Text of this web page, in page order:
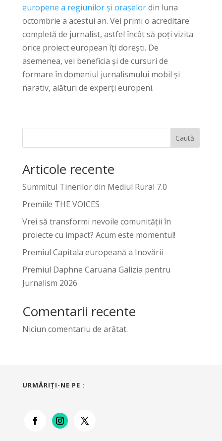
europene a regiunilor și orașelordin luna
octombrie a acestui an. Vei primi o acreditare
completă de jurnalist, astfel încât să poți vizita
orice proiect european îți dorești. De
asemenea, vei beneficia și de cursuri de
formare în domeniul jurnalismului mobil și
narativ, alături de experți europeni.
Caută
Articole recente
Summitul Tinerilor din Mediul Rural 7.0
Premiile THE VOICES
Vrei să transformi nevoile comunității în
proiecte cu impact? Acum este momentul!
Premiul Capitala europeană a Inovării
Premiul Daphne Caruana Galizia pentru
Jurnalism 2026
Comentarii recente
Niciun comentariu de arătat.
URMĂRIŢI-NE PE :